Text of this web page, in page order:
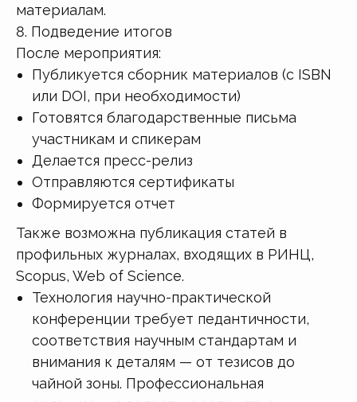
материалам.
8. Подведение итогов
После мероприятия:
Публикуется сборник материалов (с ISBN
или DOI, при необходимости)
Готовятся благодарственные письма
участникам и спикерам
Делается пресс-релиз
Отправляются сертификаты
Формируется отчет
Также возможна публикация статей в
профильных журналах, входящих в РИНЦ,
Scopus, Web of Science.
Технология научно-практической
конференции требует педантичности,
соответствия научным стандартам и
внимания к деталям — от тезисов до
чайной зоны. Профессиональная